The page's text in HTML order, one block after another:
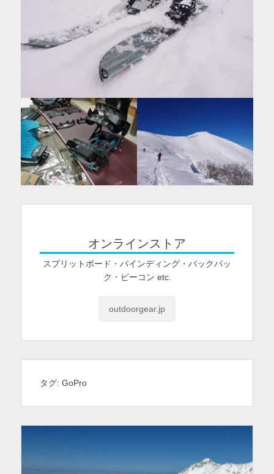
オンラインストア
スプリットボード・バインディング・バックパッ
ク・ビーコン etc.
outdoorgear.jp
タグ: GoPro